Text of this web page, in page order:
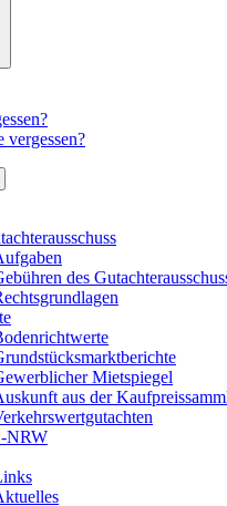
vergessen?
des
Mietspiegel
aus der
NRW